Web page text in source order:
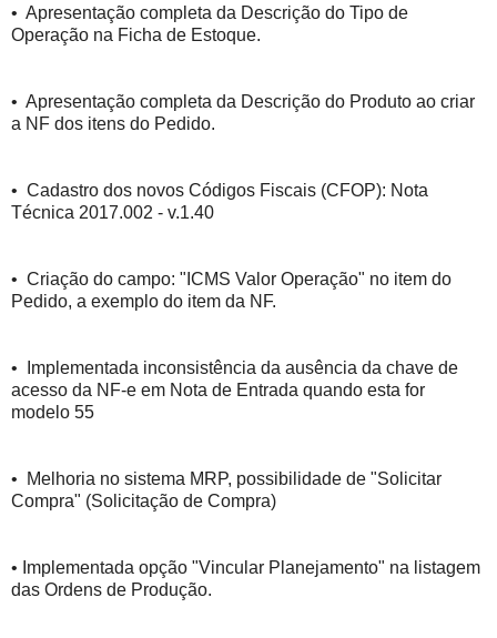
• Apresentação completa da Descrição do Tipo de
Operação na Ficha de Estoque.
• Apresentação completa da Descrição do Produto ao criar
a NF dos itens do Pedido.
• Cadastro dos novos Códigos Fiscais (CFOP): Nota
Técnica 2017.002 - v.1.40
• Criação do campo: "ICMS Valor Operação" no item do
Pedido, a exemplo do item da NF.
• Implementada inconsistência da ausência da chave de
acesso da NF-e em Nota de Entrada quando esta for
modelo 55
• Melhoria no sistema MRP, possibilidade de "Solicitar
Compra" (Solicitação de Compra)
• Implementada opção "Vincular Planejamento" na listagem
das Ordens de Produção.